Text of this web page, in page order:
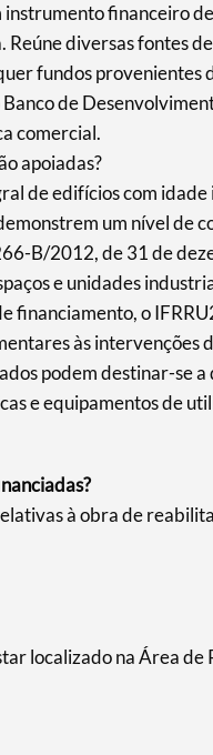
instrumento financeiro
diversas fontes
fundos provenientes
de
comercial.
apoiadas?
de edifícios com idade
um nível de
B/2012, de 31 de
e unidades
financiamento, o
às intervenções
podem destinar-se
e equipamentos de
à obra de
localizado na Área